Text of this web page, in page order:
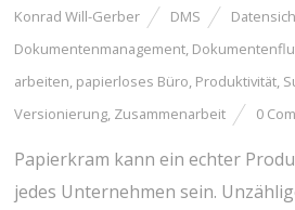
Konrad Will-Gerber DMS
Dokumentenmanagement,
arbeiten, papierloses Büro, Produktivität,
Versionierung, Zusammenarbeit 0
Papierkram kann ein echter
jedes Unternehmen sein.